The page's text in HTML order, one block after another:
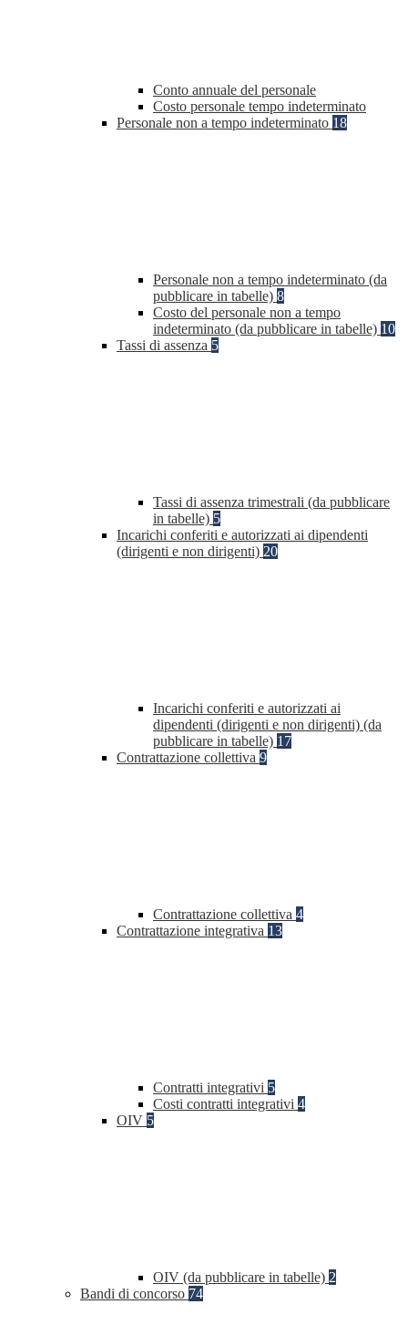
Conto annuale del personale
Costo personale tempo indeterminato
Personale non a tempo indeterminato 18
Personale non a tempo indeterminato (da
pubblicare in tabelle) 8
Costo del personale non a tempo
indeterminato (da pubblicare in tabelle) 10
Tassi di assenza 5
Tassi di assenza trimestrali (da pubblicare
in tabelle) 5
Incarichi conferiti e autorizzati ai dipendenti
(dirigenti e non dirigenti) 20
Incarichi conferiti e autorizzati ai
dipendenti (dirigenti e non dirigenti) (da
pubblicare in tabelle) 17
Contrattazione collettiva 9
Contrattazione collettiva 4
Contrattazione integrativa 13
Contratti integrativi 5
Costi contratti integrativi 4
OIV 5
OIV (da pubblicare in tabelle) 2
Bandi di concorso 74